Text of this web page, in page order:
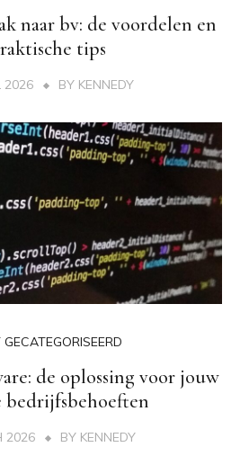
naar bv: de voordelen en
tips
2026 BY KENNEDY
GECATEGORISEERD
de oplossing voor jouw
bedrijfsbehoeften
2026 BY KENNEDY